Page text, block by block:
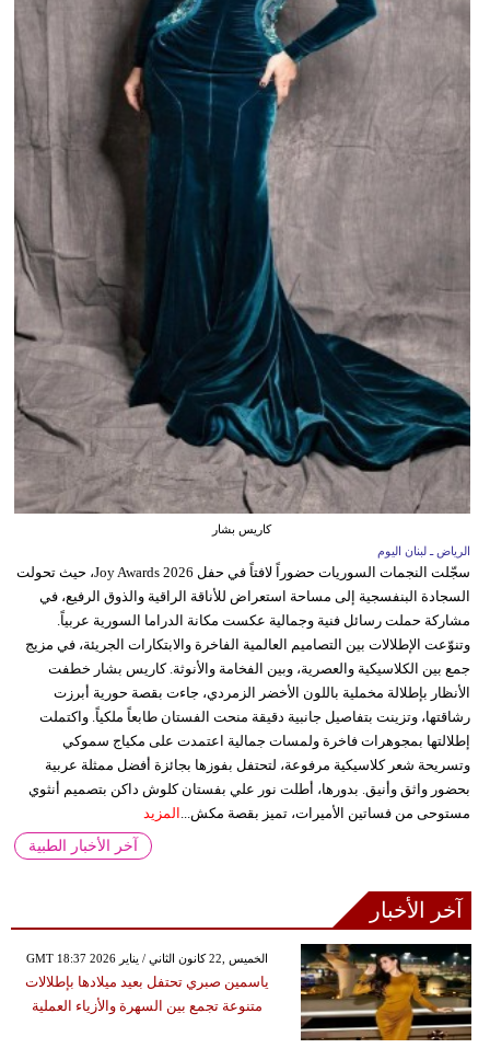
كاريس بشار
الرياض ـ لبنان اليوم
سجّلت النجمات السوريات حضوراً لافتاً في حفل Joy Awards 2026، حيث تحولت
السجادة البنفسجية إلى مساحة استعراض للأناقة الراقية والذوق الرفيع، في
مشاركة حملت رسائل فنية وجمالية عكست مكانة الدراما السورية عربياً.
وتنوّعت الإطلالات بين التصاميم العالمية الفاخرة والابتكارات الجريئة، في مزيج
جمع بين الكلاسيكية والعصرية، وبين الفخامة والأنوثة. كاريس بشار خطفت
الأنظار بإطلالة مخملية باللون الأخضر الزمردي، جاءت بقصة حورية أبرزت
رشاقتها، وتزينت بتفاصيل جانبية دقيقة منحت الفستان طابعاً ملكياً. واكتملت
إطلالتها بمجوهرات فاخرة ولمسات جمالية اعتمدت على مكياج سموكي
وتسريحة شعر كلاسيكية مرفوعة، لتحتفل بفوزها بجائزة أفضل ممثلة عربية
بحضور واثق وأنيق. بدورها، أطلت نور علي بفستان كلوش داكن بتصميم أنثوي
مستوحى من فساتين الأميرات، تميز بقصة مكش... المزيد
آخر الأخبار الطبية
آخر الأخبار
GMT 18:37 2026 الخميس ,22 كانون الثاني / يناير
ياسمين صبري تحتفل بعيد ميلادها بإطلالات
متنوعة تجمع بين السهرة والأزياء العملية